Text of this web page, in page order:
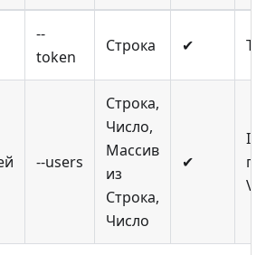
--
token
Строка ✔
--users
Строка,
Число,
Массив
из
Строка,
Число
✔
ID